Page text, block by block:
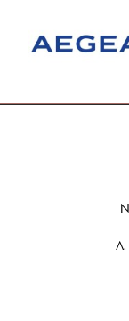
Λ.